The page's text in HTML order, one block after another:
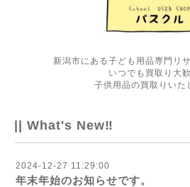
新潟市にある子ども用品専門リ
いつでも買取り大歓
子供用品の買取りい
|| What's New‼
2024-12-27 11:29:00
年末年始のお知らせです。